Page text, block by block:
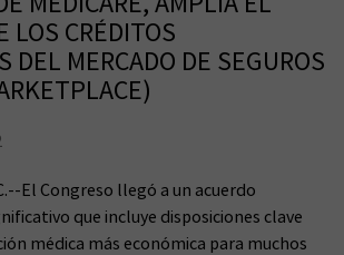
LOS CRÉDITOS
DEL MERCADO DE SEGUROS
El Congreso llegó a un acuerdo
que incluye disposiciones clave
médica más económica para muchos